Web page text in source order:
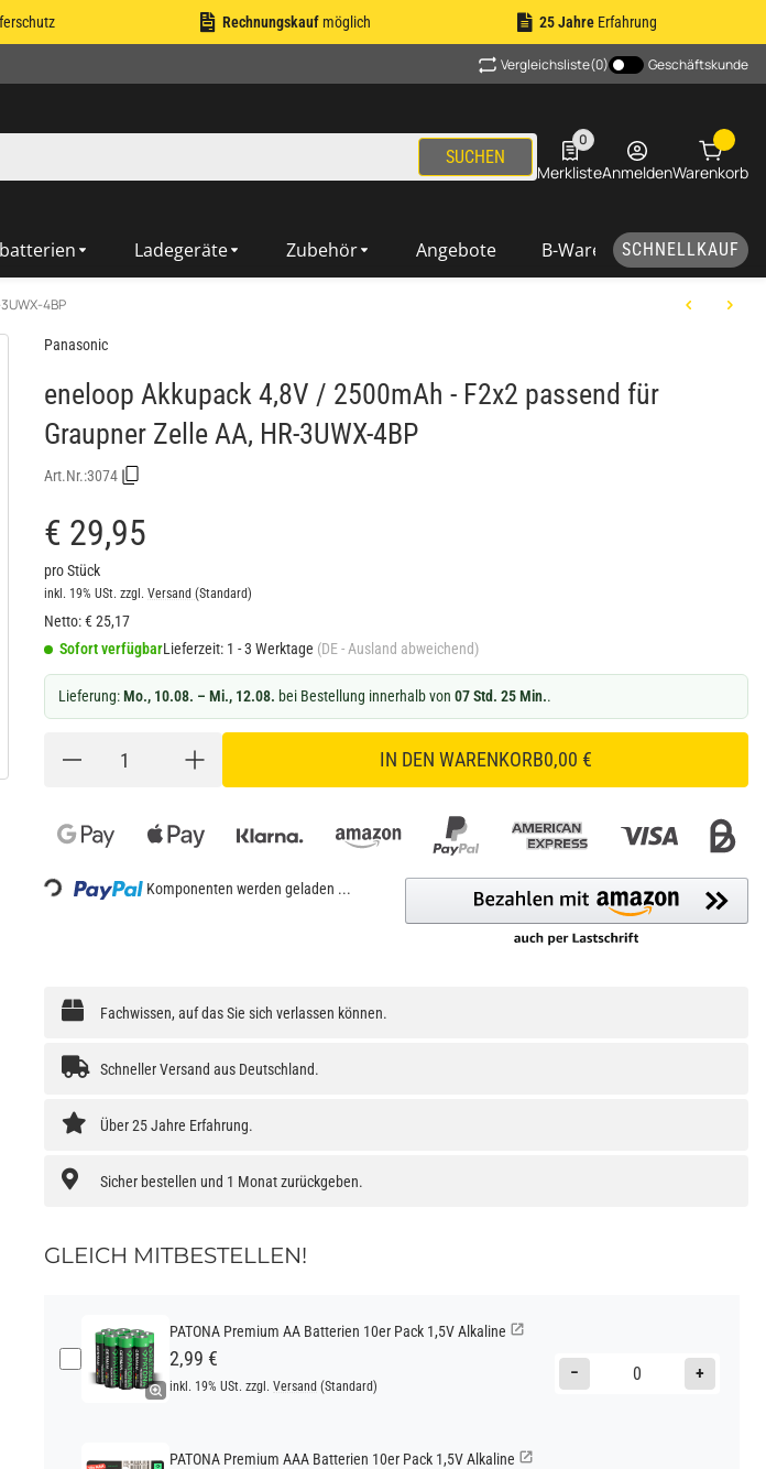
Rechnungskauf möglich 25 JahreErfahrung
Vergleichsliste(0) Geschäftskunde
SUCHEN
0
0 Produkte in der Liste
MerklisteAnmeldenWarenkorb
Ladegeräte Zubehör Angebote B-Ware SCHNELLKAUF
4BP
Panasonic
eneloop Akkupack 4,8V / 2500mAh - F2x2 passend für
Graupner Zelle AA, HR-3UWX-4BP
Art.Nr.:3074
€ 29,95
pro Stück
inkl. 19% USt. zzgl. Versand (Standard)
Netto:€25,17
Sofort verfügbarLieferzeit: 1 - 3 Werktage (DE - Ausland abweichend)
Lieferung:Mo., 10.08. – Mi., 12.08. bei Bestellung innerhalb von 07 Std. 25 Min..
IN DEN WARENKORB0,00 €
Loading... Komponenten werden geladen ...
Fachwissen, auf das Sie sich verlassen können.
Schneller Versand aus Deutschland.
Über 25 Jahre Erfahrung.
Sicher bestellen und 1 Monat zurückgeben.
GLEICH MITBESTELLEN!
PATONA Premium AA Batterien 10er Pack 1,5V Alkaline
2,99 €
inkl. 19% USt. zzgl. Versand (Standard)
− +
PATONA Premium AAA Batterien 10er Pack 1,5V Alkaline